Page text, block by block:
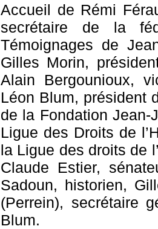
Accueil de Rémi
secrétaire de la
Témoignages de
Gilles Morin,
Alain Bergounioux,
Léon Blum, président
de la Fondation Jean-
Ligue des Droits de
la Ligue des droits de
Claude Estier,
Sadoun, historien,
(Perrein), secrétaire
Blum.